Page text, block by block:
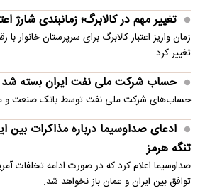
تغییر مهم در کالابرگ؛ زمانبندی‌ شارژ
زمان واریز اعتبار کالابرگ برای سرپرستان خانوار
تغییر کرد
حساب‌ شرکت ملی نفت ایران بسته شد
حساب‌های شرکت ملی نفت توسط بانک صنعت و
ادعای صداوسیما درباره مذاکرات بین
تنگه هرمز
صداوسیما اعلام کرد که در صورت ادامه تخلفات
توافق بین ایران و عمان باز نخواهد شد.